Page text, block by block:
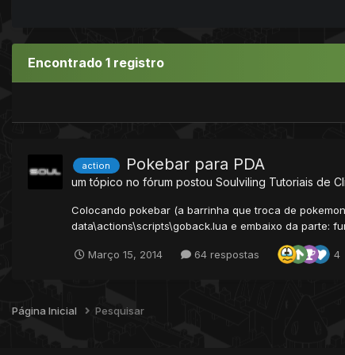
Encontrado 1 registro
action Pokebar para PDA
um tópico no fórum postou Soulviling Tutoriais de
Colocando pokebar (a barrinha que troca de
data\actions\scripts\goback.lua e embaixo da parte:
Março 15, 2014 64 respostas 4
Página Inicial Pesquisar